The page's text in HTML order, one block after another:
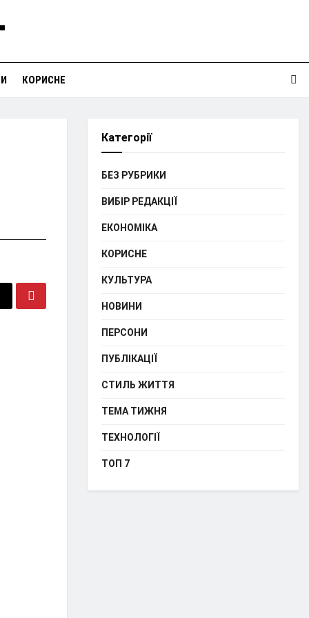
КОРИСНЕ
Категорії
БЕЗ РУБРИКИ
ВИБІР РЕДАКЦІЇ
ЕКОНОМІКА
КОРИСНЕ
КУЛЬТУРА
НОВИНИ
ПЕРСОНИ
ПУБЛІКАЦІЇ
СТИЛЬ ЖИТТЯ
ТЕМА ТИЖНЯ
ТЕХНОЛОГІЇ
ТОП 7